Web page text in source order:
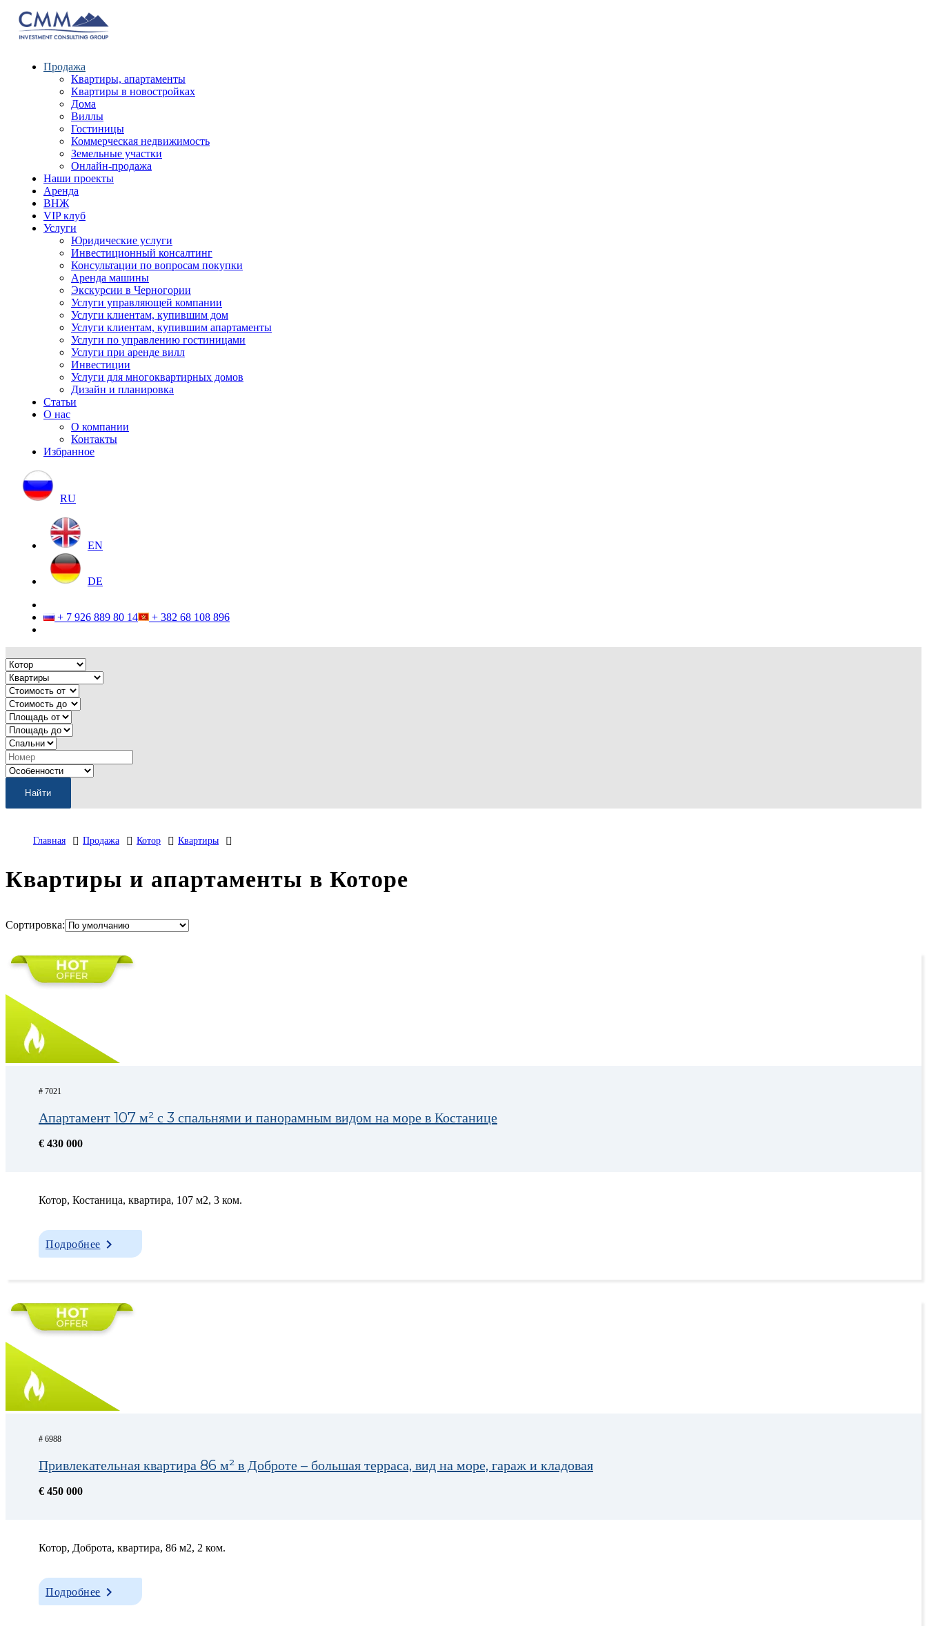
Продажа
Квартиры, апартаменты
Квартиры в новостройках
Дома
Виллы
Гостиницы
Коммерческая недвижимость
Земельные участки
Онлайн-продажа
Наши проекты
Аренда
ВНЖ
VIP клуб
Услуги
Юридические услуги
Инвестиционный консалтинг
Консультации по вопросам покупки
Аренда машины
Экскурсии в Черногории
Услуги управляющей компании
Услуги клиентам, купившим дом
Услуги клиентам, купившим апартаменты
Услуги по управлению гостиницами
Услуги при аренде вилл
Инвестиции
Услуги для многоквартирных домов
Дизайн и планировка
Статьи
О нас
О компании
Контакты
Избранное
RU
EN
DE
+ 7 926 889 80 14 + 382 68 108 896
Главная Продажа Котор Квартиры
Квартиры и апартаменты в Которе
Сортировка:
# 7021
Апартамент 107 м² с 3 спальнями и панорамным видом на море в Костанице
€ 430 000
Котор, Костаница, квартира, 107 м2, 3 ком.
Подробнее
# 6988
Привлекательная квартира 86 м² в Доброте – большая терраса, вид на море, гараж и кладовая
€ 450 000
Котор, Доброта, квартира, 86 м2, 2 ком.
Подробнее